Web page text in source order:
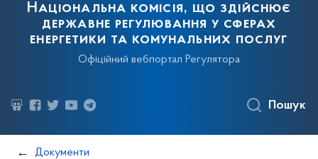
Національна комісія, що здійснює
державне регулювання у сферах
енергетики та комунальних послуг
Офіційний вебпортал Регулятора
Пошук
Документи